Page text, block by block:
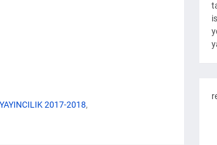
2017-2018